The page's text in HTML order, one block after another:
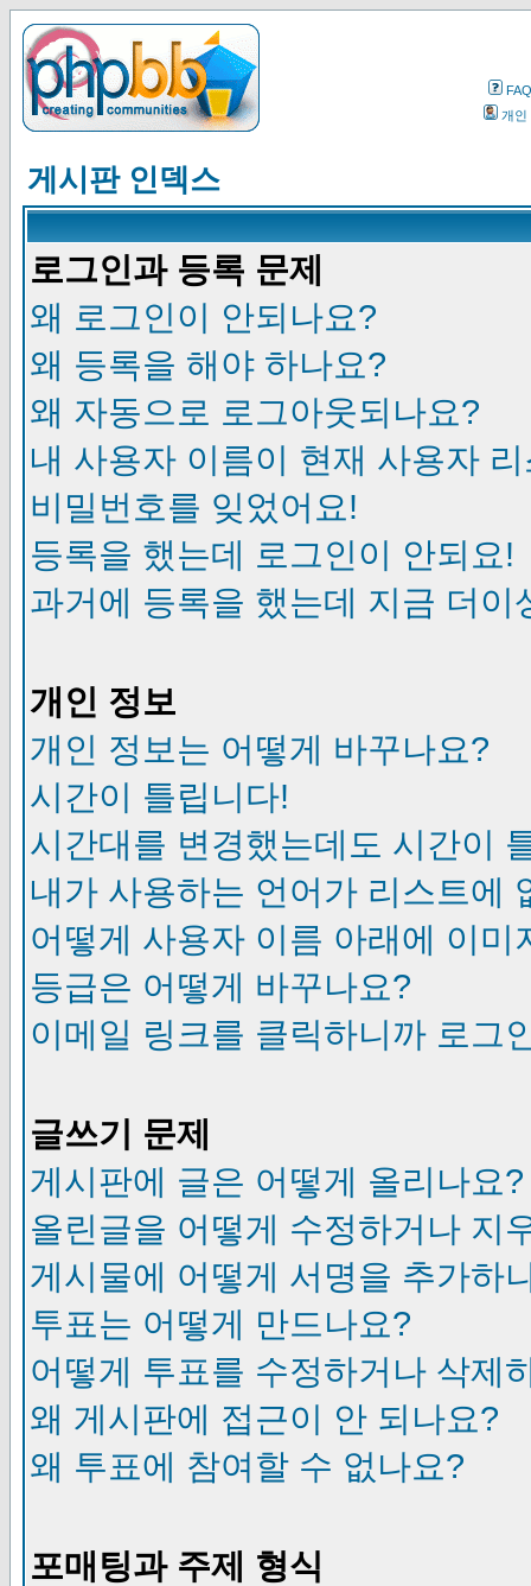
FAQ
개인
게시판 인덱스
로그인과 등록 문제
왜 로그인이 안되나요?
왜 등록을 해야 하나요?
왜 자동으로 로그아웃되나요?
내 사용자 이름이 현재 사용자
비밀번호를 잊었어요!
등록을 했는데 로그인이 안되요!
과거에 등록을 했는데 지금 더이
개인 정보
개인 정보는 어떻게 바꾸나요?
시간이 틀립니다!
시간대를 변경했는데도 시간이
내가 사용하는 언어가 리스트에
어떻게 사용자 이름 아래에 이미
등급은 어떻게 바꾸나요?
이메일 링크를 클릭하니까 로그
글쓰기 문제
게시판에 글은 어떻게 올리나요?
올린글을 어떻게 수정하거나 지
게시물에 어떻게 서명을 추가하
투표는 어떻게 만드나요?
어떻게 투표를 수정하거나 삭제
왜 게시판에 접근이 안 되나요?
왜 투표에 참여할 수 없나요?
포매팅과 주제 형식